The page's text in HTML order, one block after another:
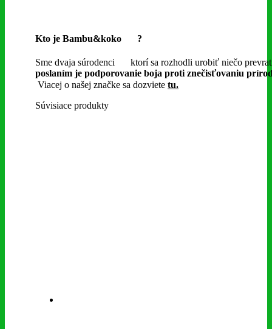
Kto je Bambu&koko ?
Sme dvaja súrodenci
ktorí sa rozhodli urobiť niečo
poslaním je podporovanie boja proti znečisťovaniu
Viacej o našej značke sa dozviete tu.
Súvisiace produkty